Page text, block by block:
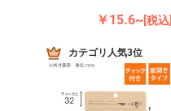
￥15.6~[税込]
カテゴリ人気3位